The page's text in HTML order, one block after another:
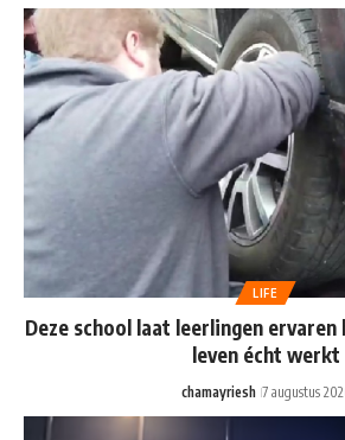
LIFE
Deze school laat leerlingen ervaren
leven écht werkt
chamayriesh 7 augustus